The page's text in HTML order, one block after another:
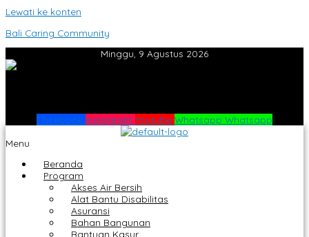
Lewati ke konten
Bali Caring Community
Minggu, 9 Agustus 2026
Facebook Instagram Youtube Whatsapp Whatsapp
Menu
Beranda
Program
Akses Air Bersih
Alat Bantu Disabilitas
Asuransi
Bahan Bangunan
Bantuan Kasur